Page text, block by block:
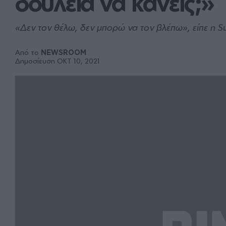
«Δεν τον θέλω, δεν μπορώ να τον βλέπω», είπε η
Από το NEWSROOM
Δημοσίευση ΟΚΤ 10, 2021